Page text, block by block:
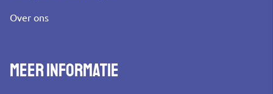
Over ons
Meer informatie